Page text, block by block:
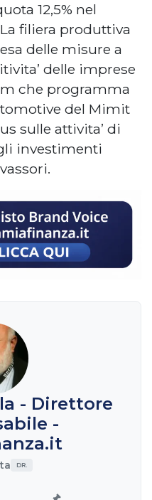
12,5% nel
filiera produttiva
delle misure a
delle imprese
che programma
del Mimit
sulle attivita’ di
investimenti
- Direttore
-
DR.